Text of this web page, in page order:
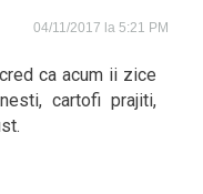
04/11/2017 la 5:21 PM
ca acum ii zice
cartofi prajiti,